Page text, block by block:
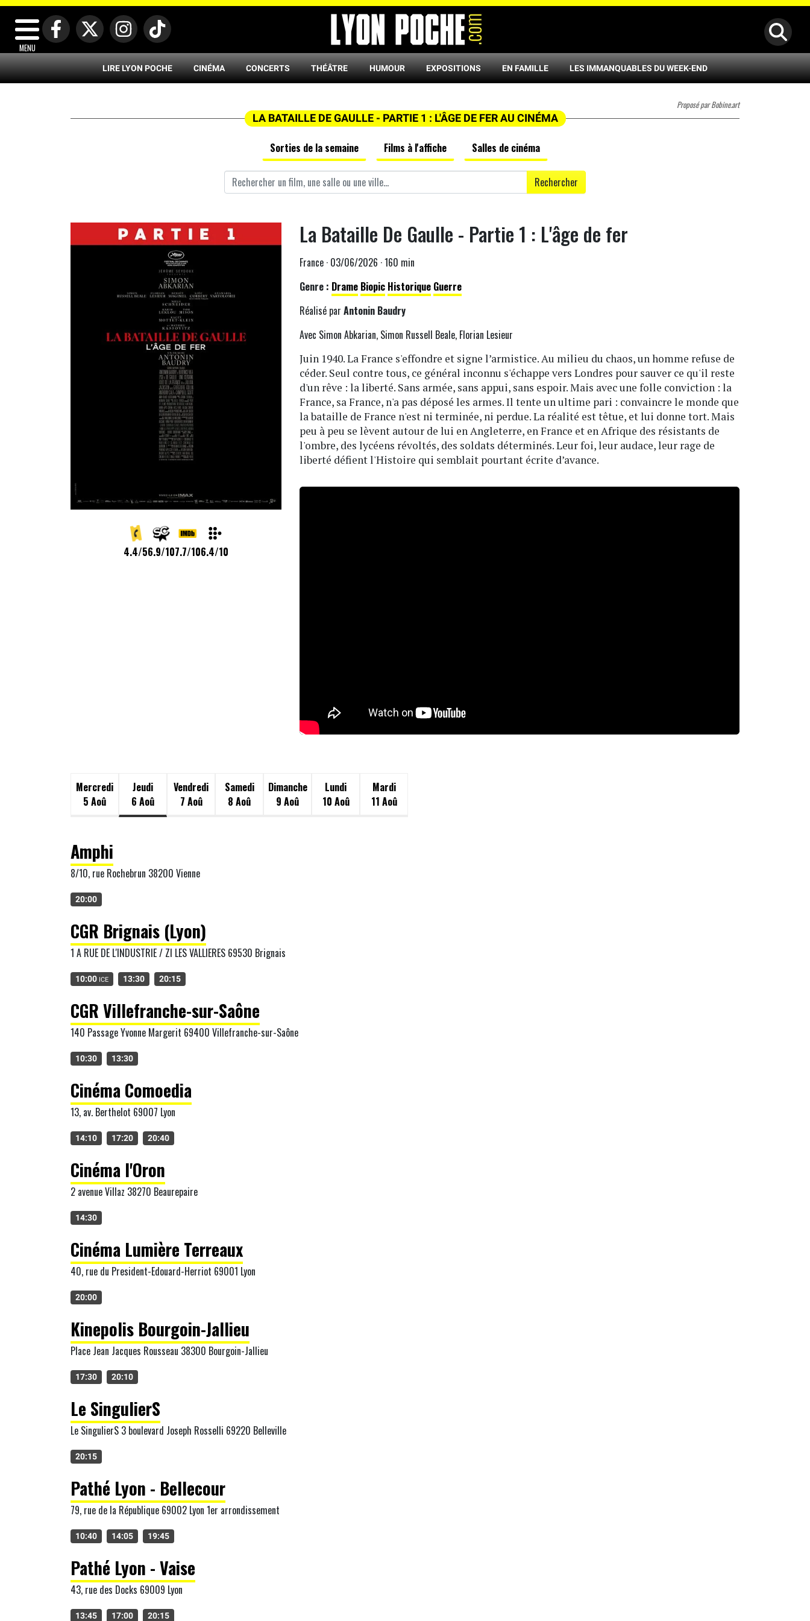
MENU
LIRE LYON POCHE CINÉMA CONCERTS THÉÂTRE HUMOUR EXPOSITIONS EN FAMILLE LES IMMANQUABLES DU WEEK-END
Proposé par Bobine.art
LA BATAILLE DE GAULLE - PARTIE 1 : L'ÂGE DE FER AU CINÉMA
Sorties de la semaine Films à l'affiche Salles de cinéma
Rechercher
4.4/56.9/107.7/106.4/10
La Bataille De Gaulle - Partie 1 : L'âge de fer
France · 03/06/2026 · 160 min
Genre : Drame Biopic Historique Guerre
Réalisé par Antonin Baudry
Avec Simon Abkarian, Simon Russell Beale, Florian Lesieur
Juin 1940. La France s'effondre et signe l’armistice. Au milieu du chaos, un homme refuse de
céder. Seul contre tous, ce général inconnu s'échappe vers Londres pour sauver ce qu'il reste
d'un rêve : la liberté. Sans armée, sans appui, sans espoir. Mais avec une folle conviction : la
France, sa France, n'a pas déposé les armes. Il tente un ultime pari : convaincre le monde que
la bataille de France n'est ni terminée, ni perdue. La réalité est têtue, et lui donne tort. Mais
peu à peu se lèvent autour de lui en Angleterre, en France et en Afrique des résistants de
l'ombre, des lycéens révoltés, des soldats déterminés. Leur foi, leur audace, leur rage de
liberté défient l'Histoire qui semblait pourtant écrite d’avance.
Mercredi
5 Aoû
Jeudi
6 Aoû
Vendredi
7 Aoû
Samedi
8 Aoû
Dimanche
9 Aoû
Lundi
10 Aoû
Mardi
11 Aoû
Amphi
8/10, rue Rochebrun 38200 Vienne
20:00
CGR Brignais (Lyon)
1 A RUE DE L'INDUSTRIE / ZI LES VALLIERES 69530 Brignais
10:00 ICE 13:30 20:15
CGR Villefranche-sur-Saône
140 Passage Yvonne Margerit 69400 Villefranche-sur-Saône
10:30 13:30
Cinéma Comoedia
13, av. Berthelot 69007 Lyon
14:10 17:20 20:40
Cinéma l'Oron
2 avenue Villaz 38270 Beaurepaire
14:30
Cinéma Lumière Terreaux
40, rue du President-Edouard-Herriot 69001 Lyon
20:00
Kinepolis Bourgoin-Jallieu
Place Jean Jacques Rousseau 38300 Bourgoin-Jallieu
17:30 20:10
Le SingulierS
Le SingulierS 3 boulevard Joseph Rosselli 69220 Belleville
20:15
Pathé Lyon - Bellecour
79, rue de la République 69002 Lyon 1er arrondissement
10:40 14:05 19:45
Pathé Lyon - Vaise
43, rue des Docks 69009 Lyon
13:45 17:00 20:15